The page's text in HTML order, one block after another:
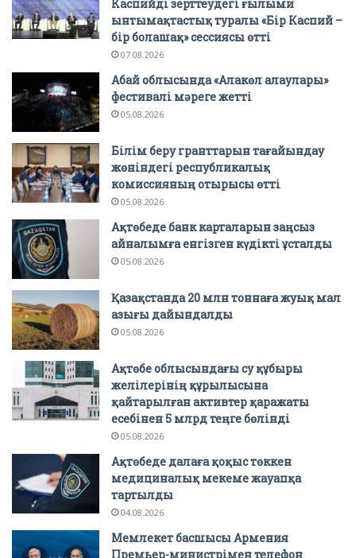
Каспийді зерттеудегі ғылыми
ынтымақтастық туралы «Бір Каспий –
бір болашақ» сессиясы өтті
07.08.2026
Абай облысында «Алакөл алаулары»
фестивалі мәреге жетті
05.08.2026
Білім беру гранттарын тағайындау
жөніндегі республикалық
комиссияның отырысы өтті
05.08.2026
Ақтөбеде банк карталарын заңсыз
айналымға енгізген күдікті ұсталды
05.08.2026
Қазақстанда 20 млн тоннаға жуық мал
азығы дайындалды
05.08.2026
Ақтөбе облысындағы су құбыры
желілерінің құрылысына
қайтарылған активтер қаражаты
есебінен 5 млрд теңге бөлінді
05.08.2026
Ақтөбеде далаға қоқыс төккен
медициналық мекеме жауапқа
тартылды
04.08.2026
Мемлекет басшысы Армения
Премьер-министрімен телефон